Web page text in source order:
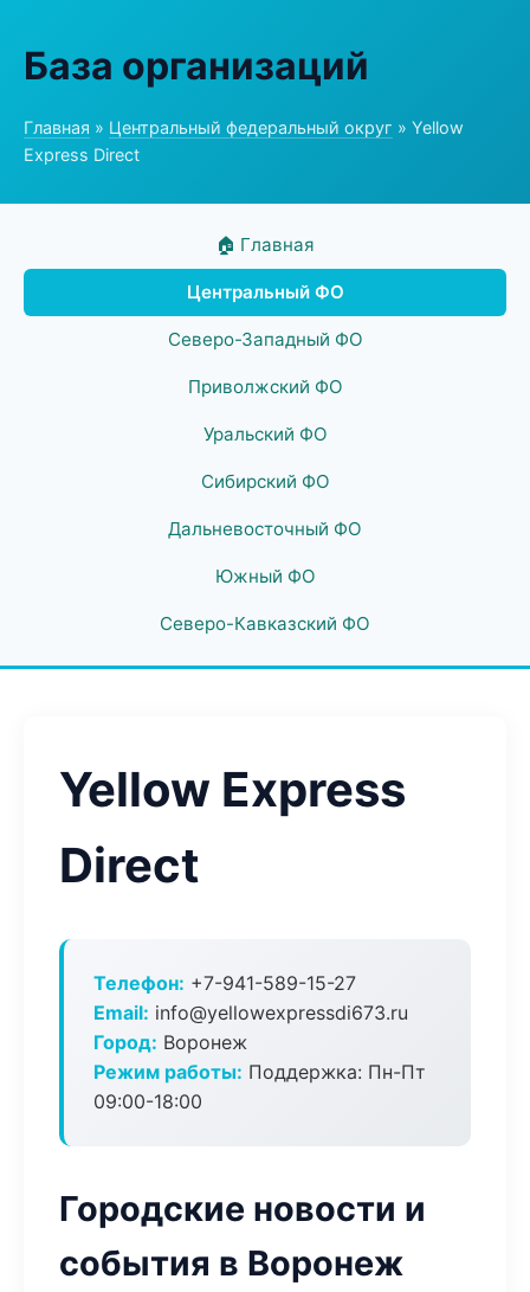
База организаций
Главная » Центральный федеральный округ » Yellow
Express Direct
🏠 Главная
Центральный ФО
Северо-Западный ФО
Приволжский ФО
Уральский ФО
Сибирский ФО
Дальневосточный ФО
Южный ФО
Северо-Кавказский ФО
Yellow Express
Direct
Телефон: +7-941-589-15-27
Email: info@yellowexpressdi673.ru
Город: Воронеж
Режим работы: Поддержка: Пн-Пт
09:00-18:00
Городские новости и
события в Воронеж